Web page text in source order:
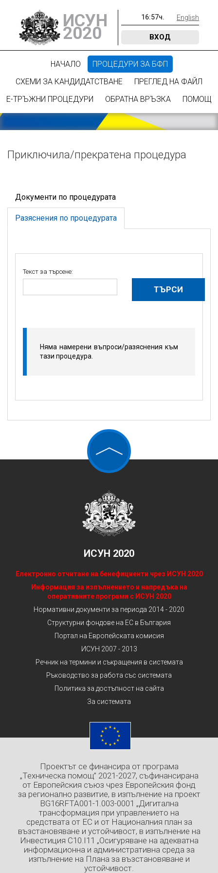
ИСУН
2020
16:57ч. English
ВХОД
НАЧАЛО
ПРОЦЕДУРИ ЗА БФП
СХЕМИ ЗА КАНДИДАТСТВАНЕ
ПРЕГЛЕД НА ФАЙЛ
Е-ТРЪЖНИ ПРОЦЕДУРИ
ОБРАТНА ВРЪЗКА ПОМОЩ
Приключилa/прекратена процедура
Документи по процедурата
Разяснения по процедурата
Текст за търсене:
Няма намерени въпроси/разяснения към
тази процедура.
ИСУН 2020
Електронно отчитане на бенефициенти чрез ИСУН 2020
Информация за изпълнението и напредъка на
оперативните програми с ИСУН 2020
Нормативни документи за периода 2014 - 2020
Структурни фондове на ЕС в България
Портал на Европейската комисия
ИСУН 2007 - 2013
Речник на термини и съкращения в системата
Ръководство за работа със системата
Политика за достъпност на сайта
За системата
Проектът се финансира от програма
„Техническа помощ” 2021-2027, съфинансирана
от Европейския съюз чрез Европейския фонд
за регионално развитие, в изпълнение на проект
BG16RFTA001-1.003-0001 „Дигитална
трансформация при управлението на
средствата от ЕС и от Националния план за
възстановяване и устойчивост, в изпълнение на
Инвестиция C10.I11 „Осигуряване на адекватна
информационна и административна среда за
изпълнение на Плана за възстановяване и
устойчивост.